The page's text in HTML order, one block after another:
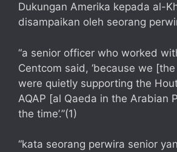
Dukungan Amerika kepada al-
disampaikan oleh seorang
“a senior officer who worked
Centcom said, ‘because we
were quietly supporting the
AQAP [al Qaeda in the Arabian
the time’.”(1)
“kata seorang perwira senior